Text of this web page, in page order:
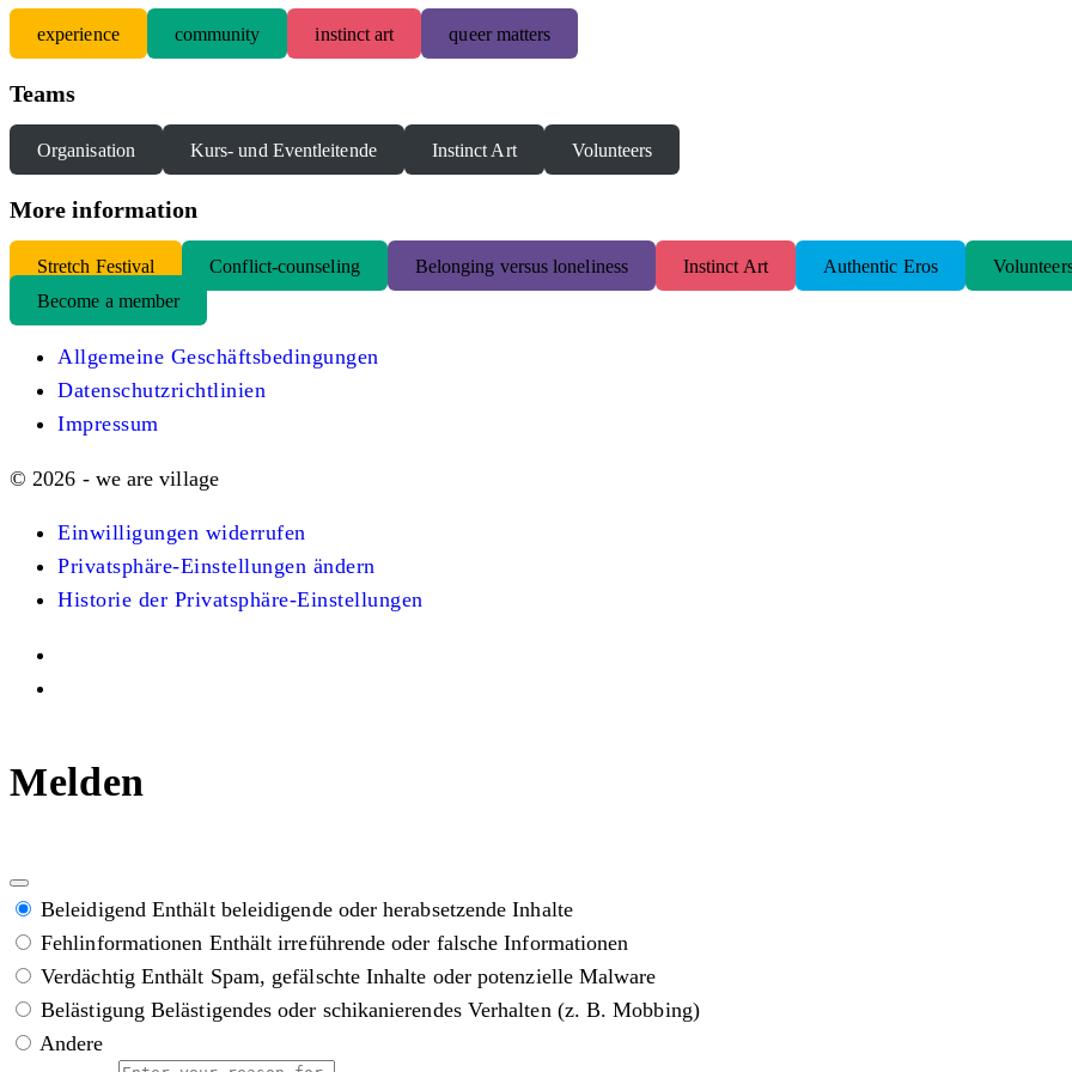
experience community instinct art queer matters
Teams
Organisation Kurs- und Eventleitende Instinct Art Volunteers
More information
Stretch Festival Conflict-counseling Belonging versus loneliness Instinct Art Authentic Eros
Become a member
Allgemeine Geschäftsbedingungen
Datenschutzrichtlinien
Impressum
© 2026 - we are village
Einwilligungen widerrufen
Privatsphäre-Einstellungen ändern
Historie der Privatsphäre-Einstellungen
Melden
Beleidigend Enthält beleidigende oder herabsetzende Inhalte
Fehlinformationen Enthält irreführende oder falsche Informationen
Verdächtig Enthält Spam, gefälschte Inhalte oder potenzielle Malware
Belästigung Belästigendes oder schikanierendes Verhalten (z. B. Mobbing)
Andere